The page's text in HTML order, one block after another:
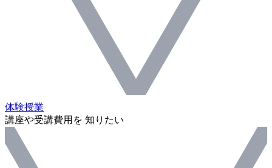
体験授業
講座や受講費用を 知りたい